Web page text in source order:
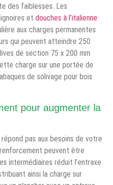
des faiblesses. Les
et douches à l’italienne
aux charges permanentes
qui peuvent atteindre 250
de section 75 x 200 mm
charge sur une portée de
de solivage pour bois
pour augmenter la
pas aux besoins de votre
peuvent être
intermédiaires réduit l’entraxe
ainsi la charge sur